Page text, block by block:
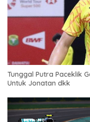
Tunggal Putra Paceklik
Untuk Jonatan dkk